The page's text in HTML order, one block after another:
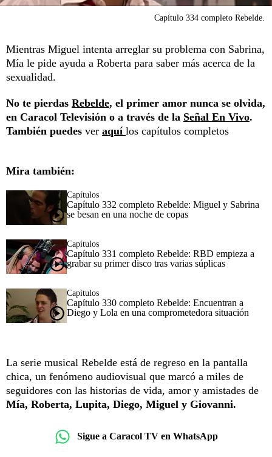
Capítulo 334 completo Rebelde.
Mientras Miguel intenta arreglar su problema con Sabrina,
Mía le pide ayuda a Roberta para saber más acerca de la
sexualidad.
No te pierdas Rebelde, el primer amor nunca se olvida,
en Caracol Televisión o a través de la Señal En Vivo.
También puedes ver aquí los capítulos completos
Mira también:
Capítulos
Capítulo 332 completo Rebelde: Miguel y Sabrina
se besan en una noche de copas
Capítulos
Capítulo 331 completo Rebelde: RBD empieza a
grabar su primer disco tras varias súplicas
Capítulos
Capítulo 330 completo Rebelde: Encuentran a
Diego y Lola en una comprometedora situación
La serie musical Rebelde está de regreso en la pantalla
chica, un fenómeno audiovisual que marcó a miles de
seguidores con las historias de vida, amor y amistades de
Mía, Roberta, Lupita, Diego, Miguel y Giovanni.
Sigue a Caracol TV en WhatsApp